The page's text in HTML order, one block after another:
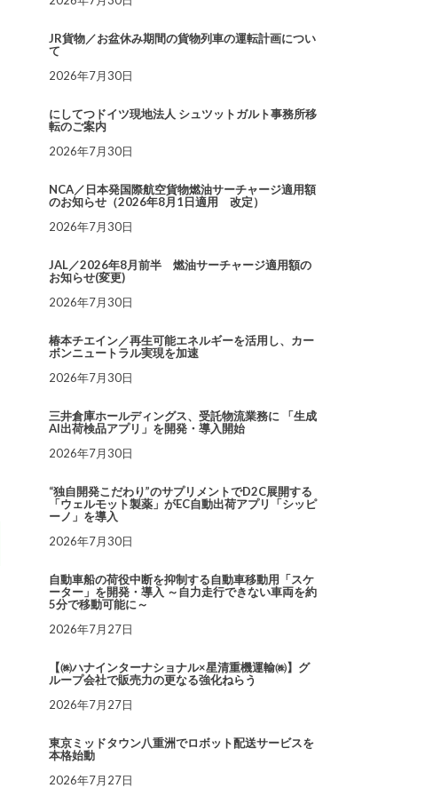
JR貨物／お盆休み期間の貨物列車の運転計画につい
て
2026年7月30日
にしてつドイツ現地法人 シュツットガルト事務所移
転のご案内
2026年7月30日
NCA／日本発国際航空貨物燃油サーチャージ適用額
のお知らせ（2026年8月1日適用 改定）
2026年7月30日
JAL／2026年8月前半 燃油サーチャージ適用額の
お知らせ(変更)
2026年7月30日
椿本チエイン／再生可能エネルギーを活用し、カー
ボンニュートラル実現を加速
2026年7月30日
三井倉庫ホールディングス、受託物流業務に 「生成
AI出荷検品アプリ」を開発・導入開始
2026年7月30日
“独自開発こだわり”のサプリメントでD2C展開する
「ウェルモット製薬」がEC自動出荷アプリ「シッピ
ーノ」を導入
2026年7月30日
自動車船の荷役中断を抑制する自動車移動用「スケ
ーター」を開発・導入 ～自力走行できない車両を約
5分で移動可能に～
2026年7月27日
【㈱ハナインターナショナル×星清重機運輸㈱】グ
ループ会社で販売力の更なる強化ねらう
2026年7月27日
東京ミッドタウン八重洲でロボット配送サービスを
本格始動
2026年7月27日